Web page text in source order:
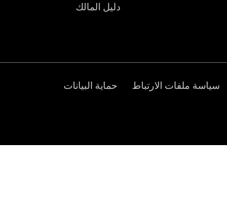
دليل المالك
سياسة ملفات الارتباط حماية البيانات